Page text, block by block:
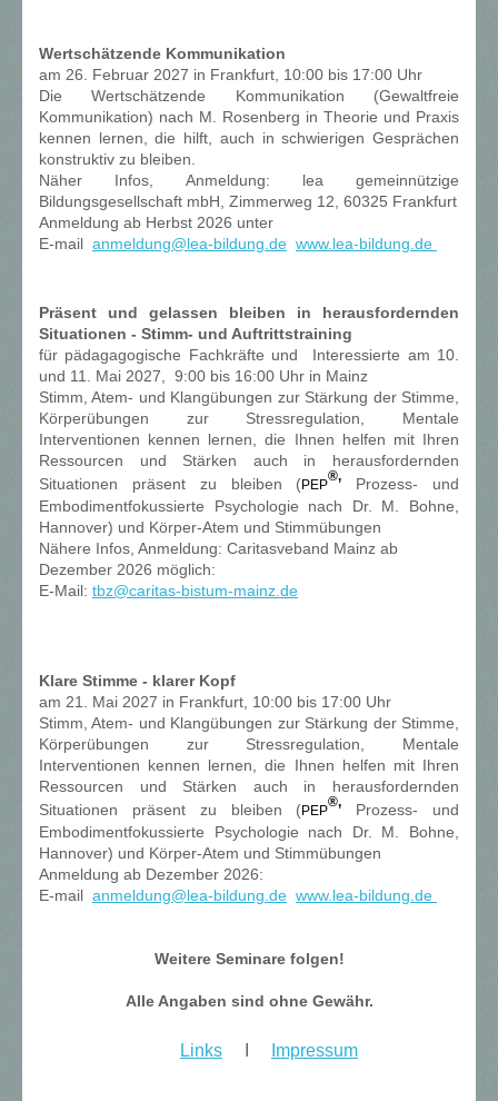
Wertschätzende Kommunikation
am 26. Februar 2027 in Frankfurt, 10:00 bis 17:00 Uhr
Die Wertschätzende Kommunikation (Gewaltfreie
Kommunikation) nach M. Rosenberg in Theorie und Praxis
kennen lernen, die hilft, auch in schwierigen Gesprächen
konstruktiv zu bleiben.
Näher Infos, Anmeldung: lea gemeinnützige
Bildungsgesellschaft mbH, Zimmerweg 12, 60325 Frankfurt
Anmeldung ab Herbst 2026 unter
E-mail anmeldung@lea-bildung.de www.lea-bildung.de
Präsent und gelassen bleiben in herausfordernden
Situationen - Stimm- und Auftrittstraining
für pädagagogische Fachkräfte und Interessierte am 10.
und 11. Mai 2027, 9:00 bis 16:00 Uhr in Mainz
Stimm, Atem- und Klangübungen zur Stärkung der Stimme,
Körperübungen zur Stressregulation, Mentale
Interventionen kennen lernen, die Ihnen helfen mit Ihren
Ressourcen und Stärken auch in herausfordernden
Situationen präsent zu bleiben (PEP
®, Prozess- und
Embodimentfokussierte Psychologie nach Dr. M. Bohne,
Hannover) und Körper-Atem und Stimmübungen
Nähere Infos, Anmeldung: Caritasveband Mainz ab
Dezember 2026 möglich:
E-Mail: tbz@caritas-bistum-mainz.de
Klare Stimme - klarer Kopf
am 21. Mai 2027 in Frankfurt, 10:00 bis 17:00 Uhr
Stimm, Atem- und Klangübungen zur Stärkung der Stimme,
Körperübungen zur Stressregulation, Mentale
Interventionen kennen lernen, die Ihnen helfen mit Ihren
Ressourcen und Stärken auch in herausfordernden
Situationen präsent zu bleiben (PEP
®, Prozess- und
Embodimentfokussierte Psychologie nach Dr. M. Bohne,
Hannover) und Körper-Atem und Stimmübungen
Anmeldung ab Dezember 2026:
E-mail anmeldung@lea-bildung.de www.lea-bildung.de
Weitere Seminare folgen!
Alle Angaben sind ohne Gewähr.
Links Impressum